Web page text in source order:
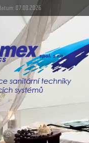
07.08.2026